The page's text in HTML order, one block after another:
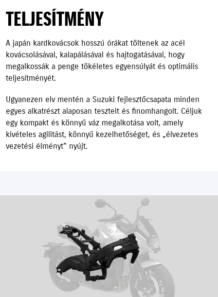
TELJESÍTMÉNY
A japán kardkovácsok hosszú órákat töltenek az acél
kovácsolásával, kalapálásával és hajtogatásával, hogy
megalkossák a penge tökéletes egyensúlyát és optimális
teljesítményét.
Ugyanezen elv mentén a Suzuki fejlesztőcsapata minden
egyes alkatrészt alaposan tesztelt és finomhangolt. Céljuk
egy kompakt és könnyű váz megalkotása volt, amely
kivételes agilitást, könnyű kezelhetőséget, és „élvezetes
vezetési élményt” nyújt.